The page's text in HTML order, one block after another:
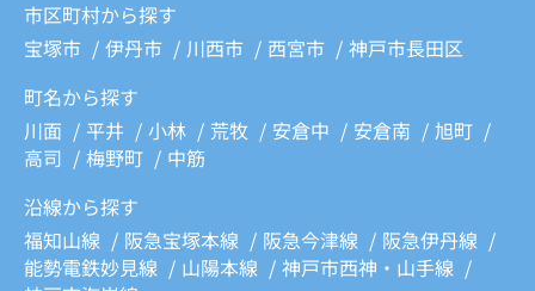
市区町村から探す
宝塚市
伊丹市 川西市 西宮市
神戸市長田区
町名から探す
川面
平井 小林 荒牧 安倉中 安倉南
旭町
高司
梅野町
中筋
沿線から探す
福知山線
阪急宝塚本線 阪急今津線
阪急伊丹線
能勢電鉄妙見線
山陽本線
神戸市西神・山手線